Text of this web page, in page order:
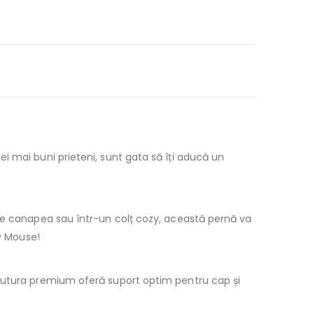
mai buni prieteni, sunt gata să îți aducă un
canapea sau într-un colț cozy, această pernă va
premium oferă suport optim pentru cap și